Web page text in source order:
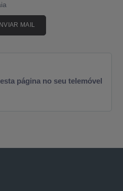
MAIL
página no seu telemóvel